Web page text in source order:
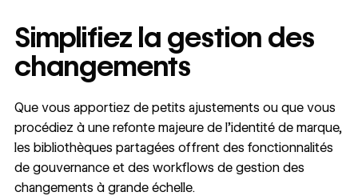
Simplifiez la gestion des
changements
Que vous apportiez de petits ajustements ou que vous
procédiez à une refonte majeure de l’identité de marque,
les bibliothèques partagées offrent des fonctionnalités
de gouvernance et des workflows de gestion des
changements à grande échelle.